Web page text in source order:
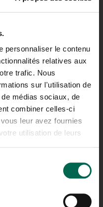
personnaliser le contenu
relatives aux
trafic. Nous
sur l'utilisation de
médias sociaux, de
combiner celles-ci
leur avez fournies
utilisation de leurs
GAGNON,
LEFEBVRE,